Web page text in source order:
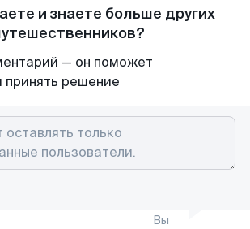
и знаете больше других
— он поможет
принять решение
Вы